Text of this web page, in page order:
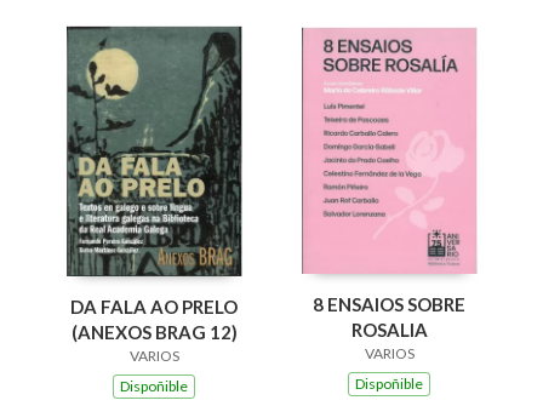
DA FALA AO PRELO
(ANEXOS BRAG 12)
VARIOS
Dispoñible
8 ENSAIOS SOBRE
ROSALIA
VARIOS
Dispoñible